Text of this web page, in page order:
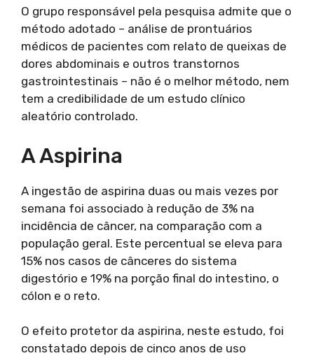
O grupo responsável pela pesquisa admite que o
método adotado – análise de prontuários
médicos de pacientes com relato de queixas de
dores abdominais e outros transtornos
gastrointestinais – não é o melhor método, nem
tem a credibilidade de um estudo clínico
aleatório controlado.
A Aspirina
A ingestão de aspirina duas ou mais vezes por
semana foi associado à redução de 3% na
incidência de câncer, na comparação com a
população geral. Este percentual se eleva para
15% nos casos de cânceres do sistema
digestório e 19% na porção final do intestino, o
cólon e o reto.
O efeito protetor da aspirina, neste estudo, foi
constatado depois de cinco anos de uso